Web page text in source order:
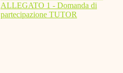
ALLEGATO 1 - Domanda di
partecipazione TUTOR